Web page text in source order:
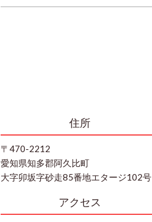
住所
〒470-2212
愛知県知多郡阿久比町
大字卯坂字砂走85番地エタージ102号
アクセス